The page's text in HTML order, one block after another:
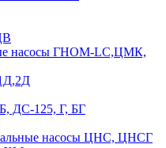
насосы ГНОМ-LC,ЦМК,
ДС-125, Г, БГ
насосы ЦНС, ЦНСГ